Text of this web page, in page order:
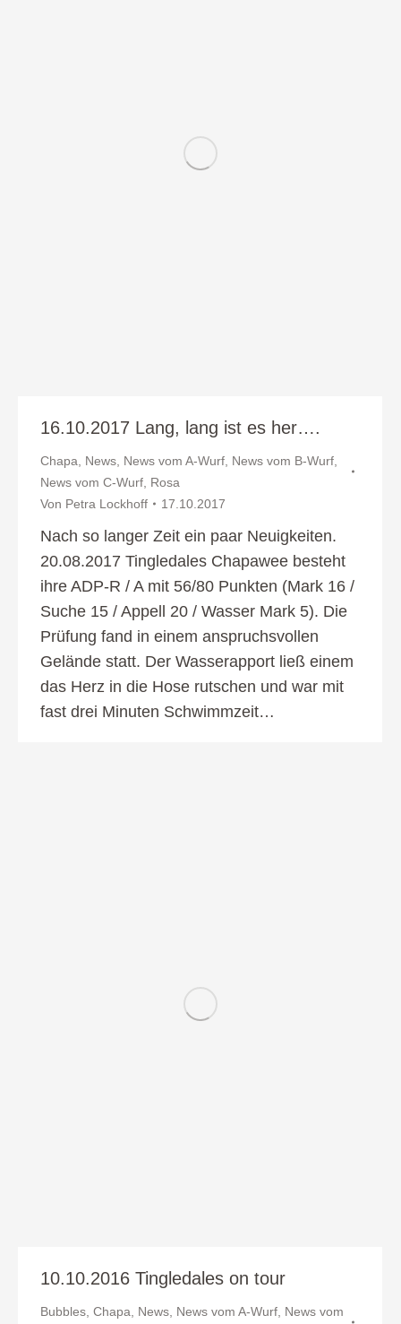
16.10.2017 Lang, lang ist es her….
Chapa News News vom A-Wurf News vom B-Wurf
News vom C-Wurf Rosa
Von Petra Lockhoff 17.10.2017
Nach so langer Zeit ein paar Neuigkeiten.
20.08.2017 Tingledales Chapawee besteht
ihre ADP-R / A mit 56/80 Punkten (Mark 16 /
Suche 15 / Appell 20 / Wasser Mark 5). Die
Prüfung fand in einem anspruchsvollen
Gelände statt. Der Wasserapport ließ einem
das Herz in die Hose rutschen und war mit
fast drei Minuten Schwimmzeit…
10.10.2016 Tingledales on tour
Bubbles Chapa News News vom A-Wurf News vom